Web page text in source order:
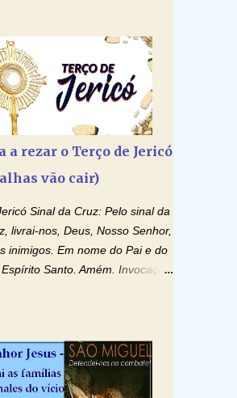
a rezar o Terço de Jericó
vão cair)
Sinal da Cruz: Pelo sinal da
livrai-nos, Deus, Nosso Senhor,
inimigos. Em nome do Pai e do
Santo. Amém. Invocação
e tudo será criado. E
a face da terra. Oremos: Ó
instruístes os corações dos